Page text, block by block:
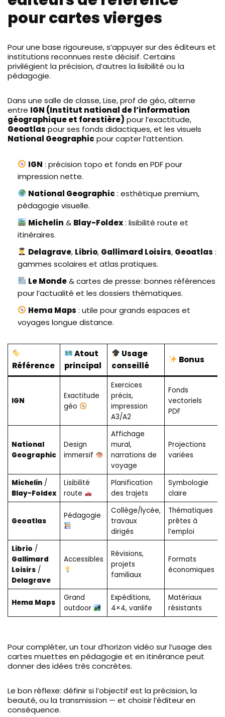
pour cartes vierges
Pour une base rigoureuse, s’appuyer sur des éditeurs et
institutions reconnues reste décisif. Certains
privilégient la précision, d’autres la lisibilité ou la
pédagogie.
Dans une salle de classe, Lise, prof de géo, alterne
entre IGN (Institut national de l’information
géographique et forestière) pour l’exactitude,
Geoatlas pour ses fonds didactiques, et les visuels
National Geographicpour capter l’attention.
IGN : précision topo et fonds en PDF pour
impression nette.
National Geographic: esthétique premium,
pédagogie visuelle.
Michelin & Blay-Foldex: lisibilité route et
itinéraires.
Delagrave, Librio, Gallimard Loisirs, Geoatlas :
gammes scolaires et atlas pratiques.
Le Monde& cartes de presse: bonnes références
pour l’actualité et les dossiers thématiques.
Hema Maps : utile pour grands espaces et
voyages longue distance.
Référence
Atout
principal
Usage
conseillé
Bonus
IGN
Exactitude
géo
Exercices
précis,
impression
A3/A2
Fonds
vectoriels
PDF
National
Geographic
Design
immersif
Affichage
mural,
narrations de
voyage
Projections
variées
Michelin/
Blay-Foldex
Lisibilité
route
Planification
des trajets
Symbologie
claire
Geoatlas
Pédagogie
Collège/lycée,
travaux
dirigés
Thématiques
prêtes à
l’emploi
Librio /
Gallimard
Loisirs/
Delagrave
Accessibles
Révisions,
projets
familiaux
Formats
économiques
Hema Maps
Grand
outdoor
Expéditions,
4×4, vanlife
Matériaux
résistants
Pour compléter, un tour d’horizon vidéo sur l’usage des
cartes muettes en pédagogie et en itinérance peut
donner des idées très concrètes.
Le bon réflexe: définir si l’objectif est la précision, la
beauté, ou la transmission — et choisir l’éditeur en
conséquence.